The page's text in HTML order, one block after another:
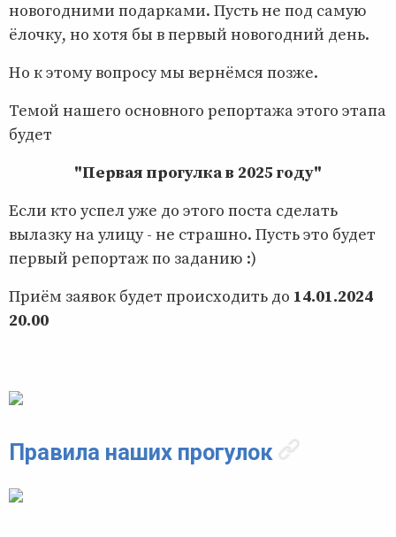
новогодними подарками. Пусть не под самую
ёлочку, но хотя бы в первый новогодний день.
Но к этому вопросу мы вернёмся позже.
Темой нашего основного репортажа этого этапа
будет
"Первая прогулка в 2025 году"
Если кто успел уже до этого поста сделать
вылазку на улицу - не страшно. Пусть это будет
первый репортаж по заданию :)
Приём заявок будет происходить до 14.01.2024
20.00
Правила наших прогулок